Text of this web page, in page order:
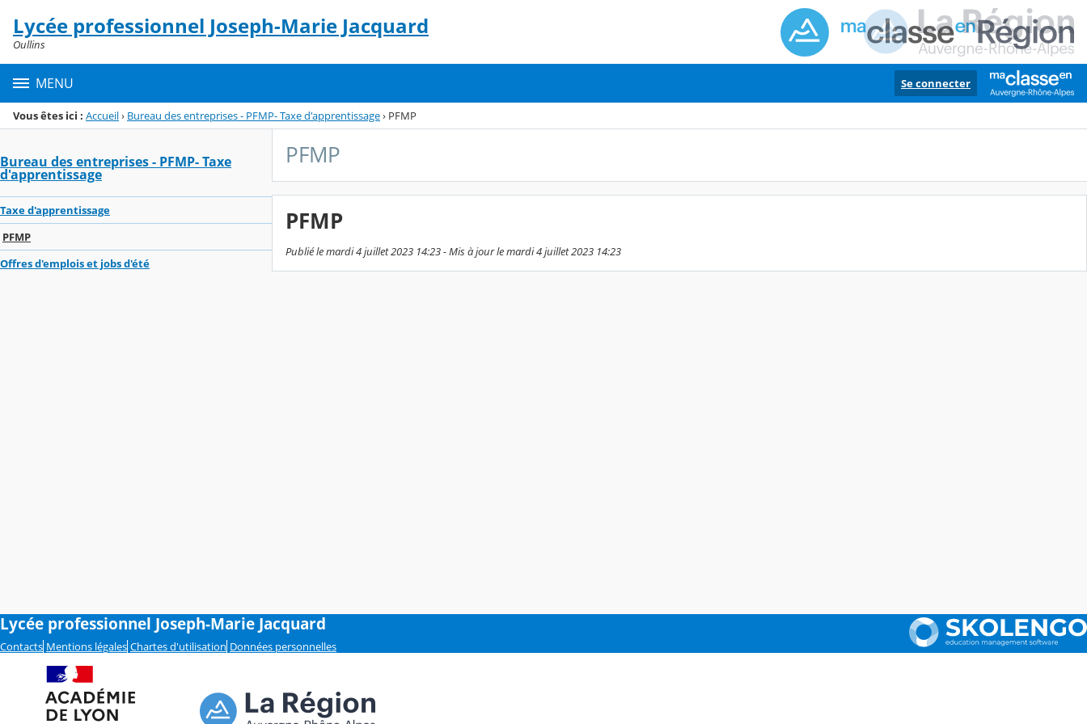
Menu de la rubrique
Contenu
Lycée professionnel Joseph-Marie Jacquard
Oullins
MENU Se connecter
Vous êtes ici : Accueil› Bureau des entreprises - PFMP- Taxe d'apprentissage› PFMP
Bureau des entreprises - PFMP- Taxe
d'apprentissage
Taxe d'apprentissage
PFMP
Offres d'emplois et jobs d'été
PFMP
PFMP
Publié le mardi 4 juillet 2023 14:23 - Mis à jour le mardi 4 juillet 2023 14:23
Lycée professionnel Joseph-Marie Jacquard
Contacts Mentions légales Chartes d'utilisation Données personnelles